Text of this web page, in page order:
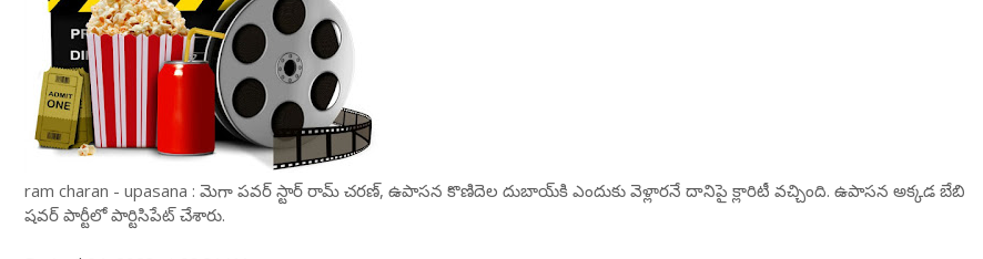
ram charan - upasana : మెగా ప‌వ‌ర్ స్టార్ రామ్ చ‌ర‌ణ్‌, ఉపాస‌న కొణిదెల దుబాయ్‌కి ఎందుకు వెళ్లార‌నే దానిపై క్లారిటీ వ‌చ్చింది. ఉపాస‌న అక్క‌డ బేబి
ష‌వ‌ర్ పార్టీలో పార్టిసిపేట్ చేశారు.